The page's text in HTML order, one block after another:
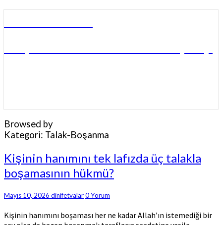
Browsed by
Kategori: Talak-Boşanma
Kişinin
hanımını
tek
üç
boşamasının
Kişinin hanımını tek lafızda üç talakla
boşamasının hükmü?
Mayıs 10, 2026 dinifetvalarComments
0 Yorum
Kişinin hanımını boşaması her ne kadar Allah’ın istemediği bir